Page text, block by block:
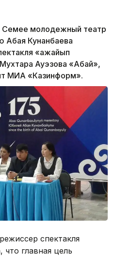
молодежный театр
Абая Кунанбаева
«Ғажайып
Ауэзова «Абай»,
МИА «Казинформ».
спектакля
что главная цель